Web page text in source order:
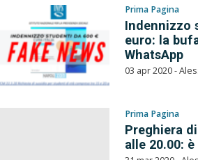
Prima Pagina
Indennizzo
euro: la
WhatsApp
03 apr 2020 -
Prima Pagina
Preghiera
alle 20.00: